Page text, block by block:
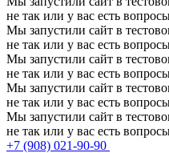
не так или у вас есть
Мы запустили сайт в
не так или у вас есть
Мы запустили сайт в
не так или у вас есть
Мы запустили сайт в
не так или у вас есть
Мы запустили сайт в
не так или у вас есть
+7 (908) 021-90-90